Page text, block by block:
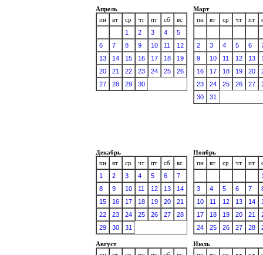
Апрель
пн
вт ср чт пт сб
вс
1
2 3 4
5
6
7 8 9 10 11
12
13
14 15 16 17 18
19
20
21 22 23 24 25
26
27
28 29 30
Март
пн
вт ср чт пт
2 3 4 5 6
9
10 11 12 13
16
17 18 19 20
23
24 25 26 27
30
31
Декабрь
пн
вт ср чт пт сб
вс
1
2 3 4 5 6
7
8
9 10 11 12 13
14
15
16 17 18 19 20
21
22
23 24 25 26 27
28
29
30 31
Ноябрь
пн
вт ср чт пт
3
4 5 6 7
10
11 12 13 14
17
18 19 20 21
24
25 26 27 28
Август
Июль